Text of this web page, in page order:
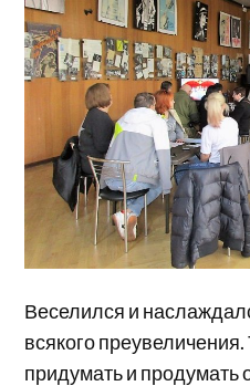
Веселился и
всякого
придумать и продумать